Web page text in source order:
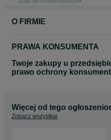
O FIRMIE
PRAWA KONSUMENTA
Twoje zakupy u
prawo ochrony
Więcej od tego
Zobacz wszystkie